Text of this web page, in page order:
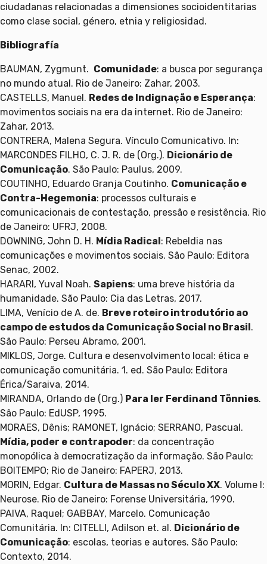
ciudadanas relacionadas a dimensiones socioidentitarias
como clase social, género, etnia y religiosidad.
Bibliografía
BAUMAN, Zygmunt. Comunidade: a busca por segurança
no mundo atual. Rio de Janeiro: Zahar, 2003.
CASTELLS, Manuel. Redes de Indignação e Esperança:
movimentos sociais na era da internet. Rio de Janeiro:
Zahar, 2013.
CONTRERA, Malena Segura. Vínculo Comunicativo. In:
MARCONDES FILHO, C. J. R. de (Org.). Dicionário de
Comunicação. São Paulo: Paulus, 2009.
COUTINHO, Eduardo Granja Coutinho. Comunicação e
Contra-Hegemonia: processos culturais e
comunicacionais de contestação, pressão e resistência. Rio
de Janeiro: UFRJ, 2008.
DOWNING, John D. H. Mídia Radical: Rebeldia nas
comunicações e movimentos sociais. São Paulo: Editora
Senac, 2002.
HARARI, Yuval Noah. Sapiens: uma breve história da
humanidade. São Paulo: Cia das Letras, 2017.
LIMA, Venício de A. de. Breve roteiro introdutório ao
campo de estudos da Comunicação Social no Brasil.
São Paulo: Perseu Abramo, 2001.
MIKLOS, Jorge. Cultura e desenvolvimento local: ética e
comunicação comunitária. 1. ed. São Paulo: Editora
Érica/Saraiva, 2014.
MIRANDA, Orlando de (Org.) Para ler Ferdinand Tönnies.
São Paulo: EdUSP, 1995.
MORAES, Dênis; RAMONET, Ignácio; SERRANO, Pascual.
Mídia, poder e contrapoder: da concentração
monopólica à democratização da informação. São Paulo:
BOITEMPO; Rio de Janeiro: FAPERJ, 2013.
MORIN, Edgar. Cultura de Massas no Século XX. Volume I:
Neurose. Rio de Janeiro: Forense Universitária, 1990.
PAIVA, Raquel; GABBAY, Marcelo. Comunicação
Comunitária. In: CITELLI, Adilson et. al. Dicionário de
Comunicação: escolas, teorias e autores. São Paulo:
Contexto, 2014.